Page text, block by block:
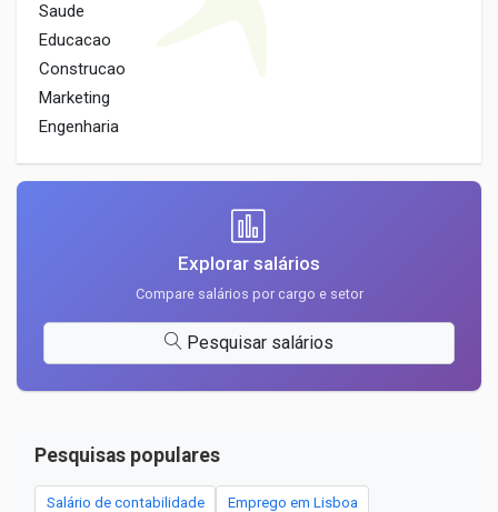
Saude
Educacao
Construcao
Marketing
Engenharia
Explorar salários
Compare salários por cargo e setor
Pesquisar salários
Pesquisas populares
Salário de contabilidade Emprego em Lisboa